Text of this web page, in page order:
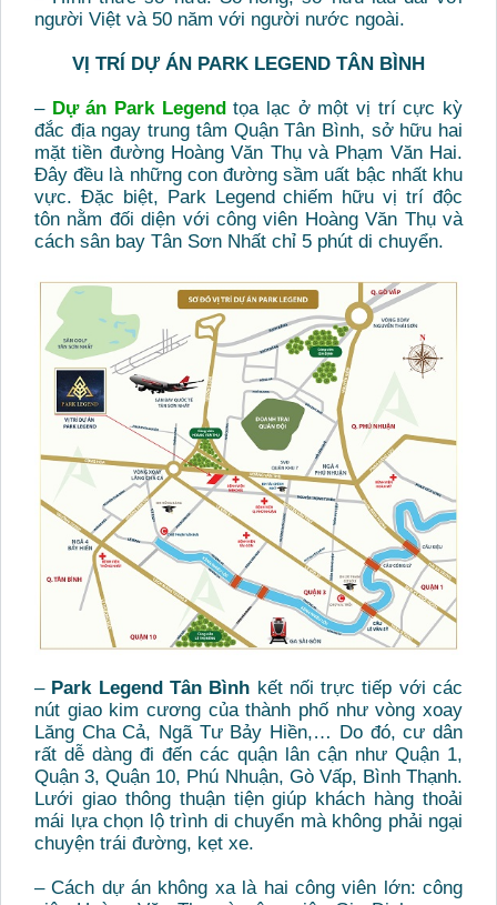
người Việt và 50 năm với người nước ngoài.
VỊ TRÍ DỰ ÁN PARK LEGEND TÂN BÌNH
–Dự án Park Legendtọa lạc ở một vị trí cực kỳ
đắc địa ngay trung tâm Quận Tân Bình, sở hữu hai
mặt tiền đường Hoàng Văn Thụ và Phạm Văn Hai.
Đây đều là những con đường sầm uất bậc nhất khu
vực. Đặc biệt, Park Legend chiếm hữu vị trí độc
tôn nằm đối diện với công viên Hoàng Văn Thụ và
cách sân bay Tân Sơn Nhất chỉ 5 phút di chuyển.
– Park Legend Tân Bình kết nối trực tiếp với các
nút giao kim cương của thành phố như vòng xoay
Lăng Cha Cả, Ngã Tư Bảy Hiền,… Do đó, cư dân
rất dễ dàng đi đến các quận lân cận như Quận 1,
Quận 3, Quận 10, Phú Nhuận, Gò Vấp, Bình Thạnh.
Lưới giao thông thuận tiện giúp khách hàng thoải
mái lựa chọn lộ trình di chuyển mà không phải ngại
chuyện trái đường, kẹt xe.
– Cách dự án không xa là hai công viên lớn: công